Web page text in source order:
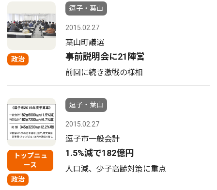
政治
逗子・葉山
2015.02.27
葉山町議選
事前説明会に21陣営
前回に続き激戦の様相
トップニュ
ース
政治
逗子・葉山
2015.02.27
逗子市一般会計
1.5%減で182億円
人口減、少子高齢対策に重点